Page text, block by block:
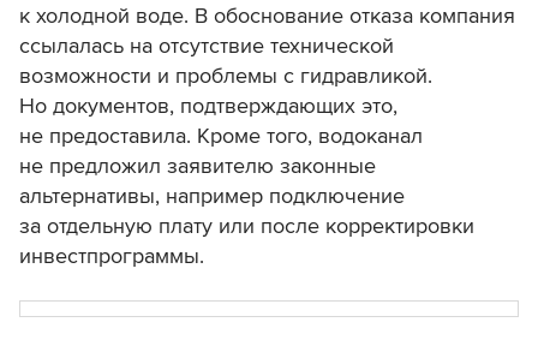
к холодной воде. В обоснование отказа компания
ссылалась на отсутствие технической
возможности и проблемы с гидравликой.
Но документов, подтверждающих это,
не предоставила. Кроме того, водоканал
не предложил заявителю законные
альтернативы, например подключение
за отдельную плату или после корректировки
инвестпрограммы.